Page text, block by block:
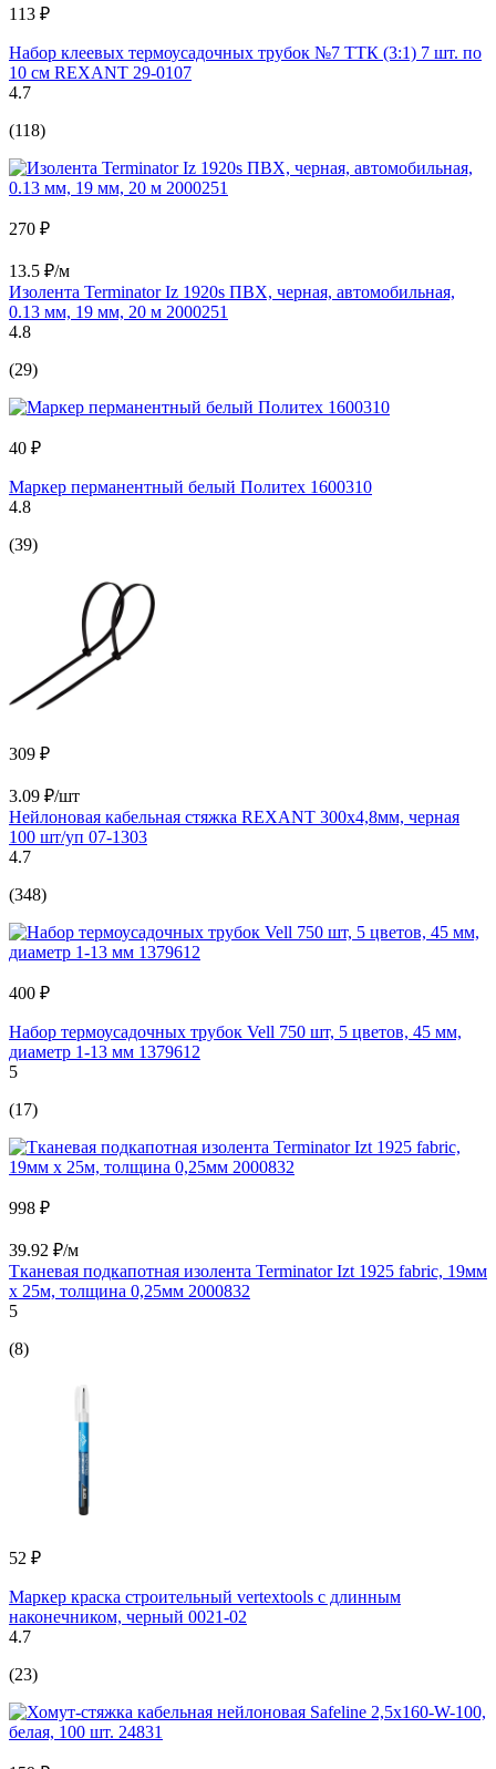
113 ₽
Набор клеевых термоусадочных трубок №7 ТТК (3:1) 7 шт. по
10 см REXANT 29-0107
4.7
(118)
270 ₽
13.5 ₽/м
Изолента Terminator Iz 1920s ПВХ, черная, автомобильная,
0.13 мм, 19 мм, 20 м 2000251
4.8
(29)
40 ₽
Маркер перманентный белый Политех 1600310
4.8
(39)
309 ₽
3.09 ₽/шт
Нейлоновая кабельная стяжка REXANT 300x4,8мм, черная
100 шт/уп 07-1303
4.7
(348)
400 ₽
Набор термоусадочных трубок Vell 750 шт, 5 цветов, 45 мм,
диаметр 1-13 мм 1379612
5
(17)
998 ₽
39.92 ₽/м
Тканевая подкапотная изолента Terminator Izt 1925 fabric, 19мм
х 25м, толщина 0,25мм 2000832
5
(8)
52 ₽
Маркер краска строительный vertextools с длинным
наконечником, черный 0021-02
4.7
(23)